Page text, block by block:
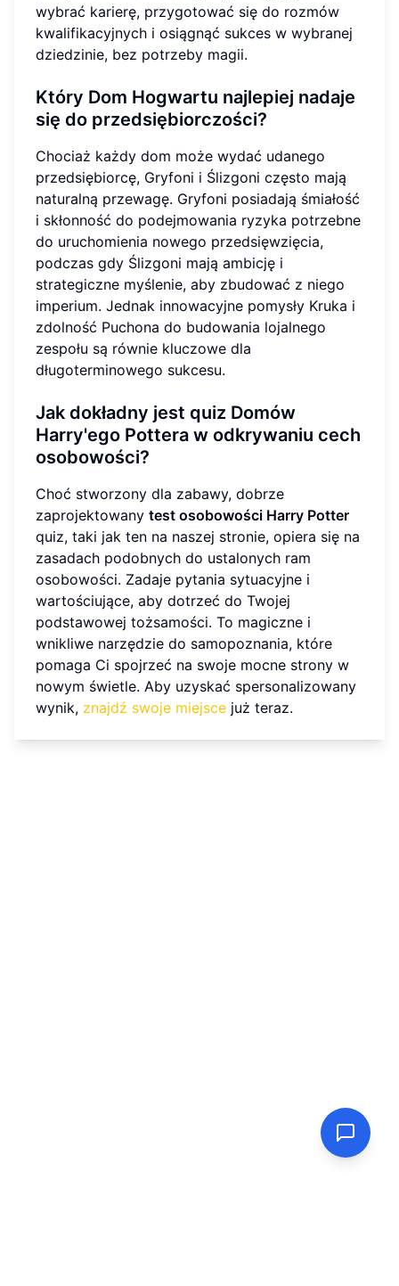
wybrać karierę, przygotować się do rozmów
kwalifikacyjnych i osiągnąć sukces w wybranej
dziedzinie, bez potrzeby magii.
Który Dom Hogwartu najlepiej nadaje
się do przedsiębiorczości?
Chociaż każdy dom może wydać udanego
przedsiębiorcę, Gryfoni i Ślizgoni często mają
naturalną przewagę. Gryfoni posiadają śmiałość
i skłonność do podejmowania ryzyka potrzebne
do uruchomienia nowego przedsięwzięcia,
podczas gdy Ślizgoni mają ambicję i
strategiczne myślenie, aby zbudować z niego
imperium. Jednak innowacyjne pomysły Kruka i
zdolność Puchona do budowania lojalnego
zespołu są równie kluczowe dla
długoterminowego sukcesu.
Jak dokładny jest quiz Domów
Harry'ego Pottera w odkrywaniu cech
osobowości?
Choć stworzony dla zabawy, dobrze
zaprojektowany test osobowości Harry Potter
quiz, taki jak ten na naszej stronie, opiera się na
zasadach podobnych do ustalonych ram
osobowości. Zadaje pytania sytuacyjne i
wartościujące, aby dotrzeć do Twojej
podstawowej tożsamości. To magiczne i
wnikliwe narzędzie do samopoznania, które
pomaga Ci spojrzeć na swoje mocne strony w
nowym świetle. Aby uzyskać spersonalizowany
wynik, znajdź swoje miejsce już teraz.